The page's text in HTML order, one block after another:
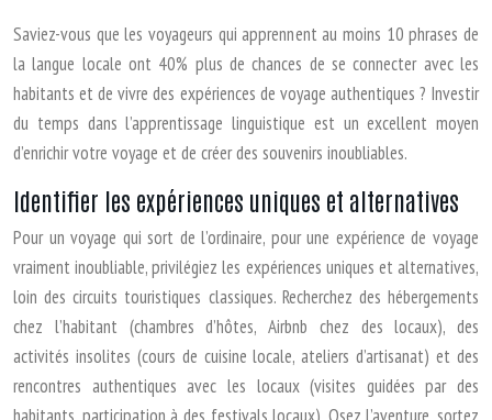
Saviez-vous que les voyageurs qui apprennent au moins 10 phrases de
la langue locale ont 40% plus de chances de se connecter avec les
habitants et de vivre des expériences de voyage authentiques ? Investir
du temps dans l’apprentissage linguistique est un excellent moyen
d’enrichir votre voyage et de créer des souvenirs inoubliables.
Identifier les expériences uniques et alternatives
Pour un voyage qui sort de l’ordinaire, pour une expérience de voyage
vraiment inoubliable, privilégiez les expériences uniques et alternatives,
loin des circuits touristiques classiques. Recherchez des hébergements
chez l’habitant (chambres d’hôtes, Airbnb chez des locaux), des
activités insolites (cours de cuisine locale, ateliers d’artisanat) et des
rencontres authentiques avec les locaux (visites guidées par des